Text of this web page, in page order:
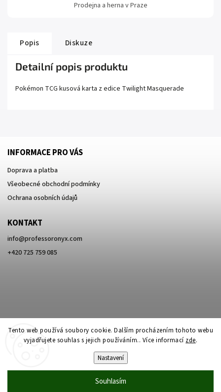
Tento web používá soubory cookie. Dalším procházením tohoto webu
vyjadřujete souhlas s jejich používáním.. Více informací zde.
Nastavení
Souhlasím
Prodejna a herna v Praze
Popis Diskuze
Detailní popis produktu
Pokémon TCG kusová karta z edice Twilight Masquerade
INFORMACE PRO VÁS
Doprava a platba
Všeobecné obchodní podmínky
Ochrana osobních údajů
KONTAKT
info@professoronyx.com
+420 725 759 085
Professor Onyx. Všechna práva vyhrazena.